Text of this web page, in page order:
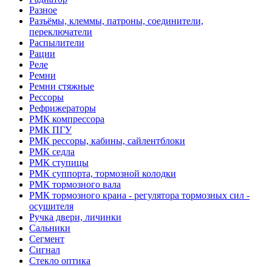
Разное
Разъёмы, клеммы, патроны, соединители,
переключатели
Распылители
Рации
Реле
Ремни
Ремни стяжные
Рессоры
Рефрижераторы
РМК компрессора
РМК ПГУ
РМК рессоры, кабины, сайлентблоки
РМК седла
РМК ступицы
РМК суппорта, тормозной колодки
РМК тормозного вала
РМК тормозного крана - регулятора тормозных сил -
осушителя
Ручка двери, личинки
Сальники
Сегмент
Сигнал
Стекло оптика